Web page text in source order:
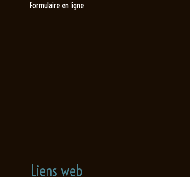
Formulaire en ligne
Liens web